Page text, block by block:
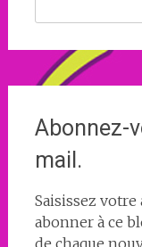
Abonnez-
mail.
Saisissez
abonner à ce